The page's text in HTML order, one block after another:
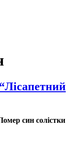
син солістки